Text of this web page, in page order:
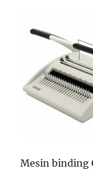
Mesin binding